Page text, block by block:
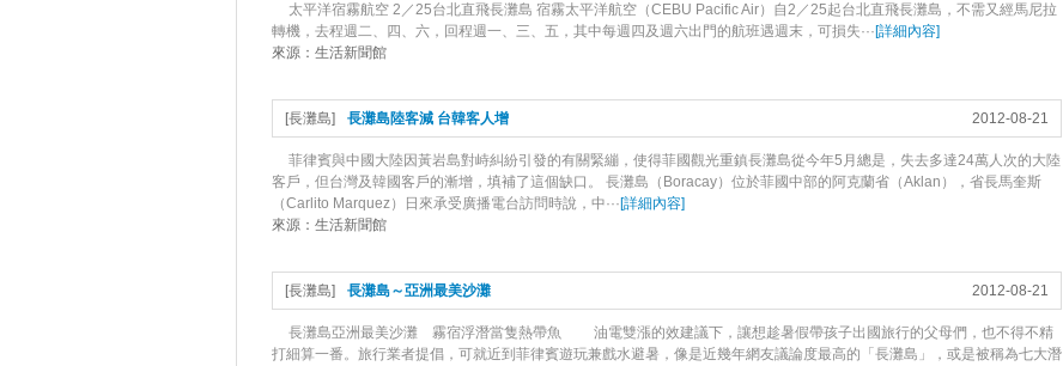
太平洋宿霧航空 2／25台北直飛長灘島 宿霧太平洋航空（CEBU Pacific Air）自2／25起台北直飛長灘島，不需又經馬尼拉
轉機，去程週二、四、六，回程週一、三、五，其中每週四及週六出門的航班遇週末，可損失···[詳細內容]
來源： 生活新聞館
2012-08-21
[長灘島] 長灘島陸客減 台韓客人增
菲律賓與中國大陸因黃岩島對峙糾紛引發的有關緊繃，使得菲國觀光重鎮長灘島從今年5月總是，失去多達24萬人次的大陸
客戶，但台灣及韓國客戶的漸增，填補了這個缺口。 長灘島（Boracay）位於菲國中部的阿克蘭省（Aklan），省長馬奎斯
（Carlito Marquez）日來承受廣播電台訪問時說，中···[詳細內容]
來源： 生活新聞館
2012-08-21
[長灘島] 長灘島～亞洲最美沙灘
長灘島亞洲最美沙灘 霧宿浮潛當隻熱帶魚 油電雙漲的效建議下，讓想趁暑假帶孩子出國旅行的父母們，也不得不精
打細算一番。旅行業者提倡，可就近到菲律賓遊玩兼戲水避暑，像是近幾年網友議論度最高的「長灘島」，或是被稱為七大潛